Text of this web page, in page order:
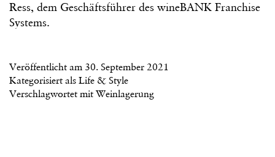
Ress, dem Geschäftsführer des wineBANK Franchise
Systems.
Veröffentlicht am 30. September 2021
Kategorisiert als Life & Style
Verschlagwortet mit Weinlagerung